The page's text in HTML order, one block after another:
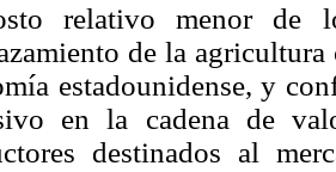
relativo menor de
de la
estadounidense, y
en la cadena de
destinados al